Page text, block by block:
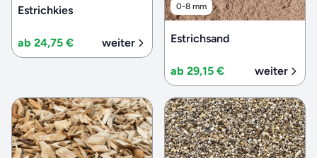
Estrichkies
ab 24,75 € weiter
0-8 mm
Estrichsand
ab 29,15 € weiter